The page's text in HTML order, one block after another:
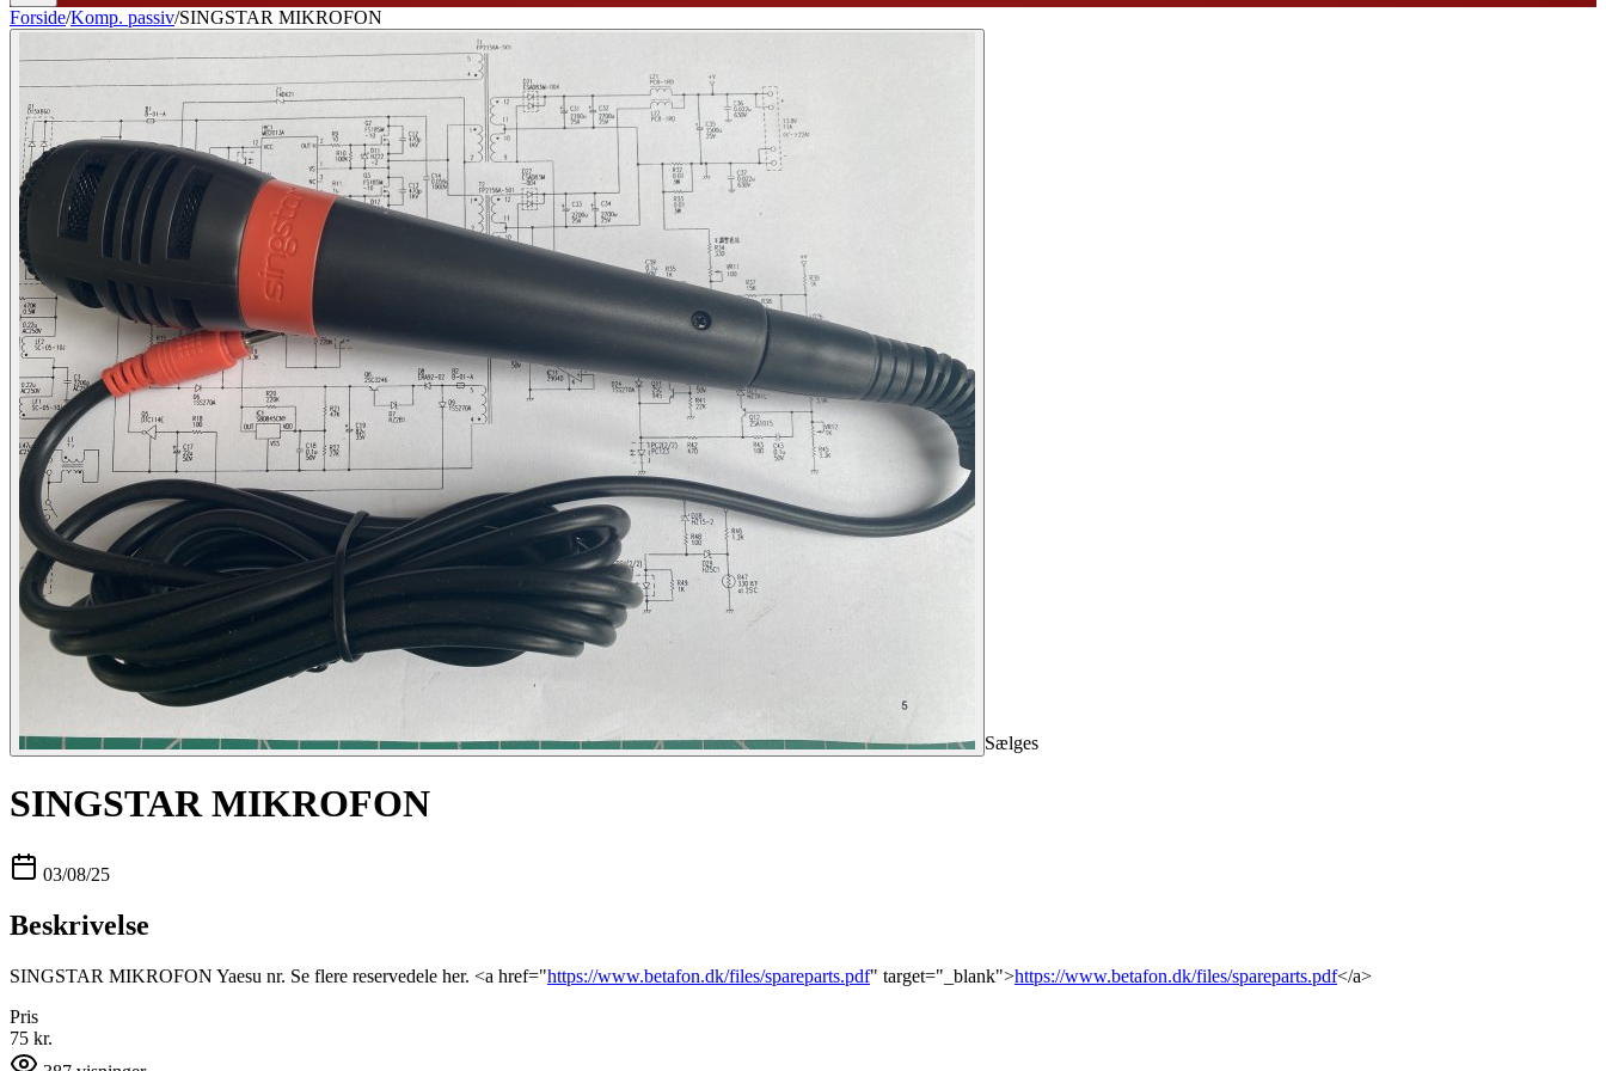
Forside/Komp. passiv/SINGSTAR MIKROFON
Sælges
SINGSTAR MIKROFON
03/08/25
Beskrivelse
SINGSTAR MIKROFON Yaesu nr. Se flere reservedele her. <a href="https://www.betafon.dk/files/spareparts.pdf" target="_blank">https://www.betafon.dk/files/spareparts.pdf</a>
Pris
75 kr.